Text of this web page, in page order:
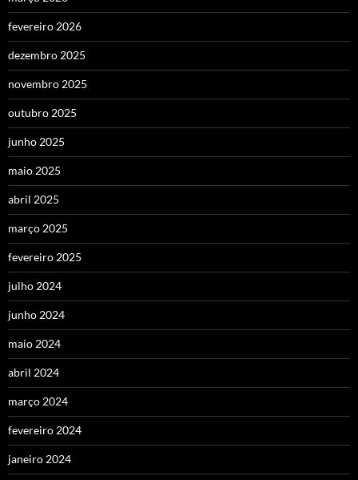
fevereiro 2026
dezembro 2025
novembro 2025
outubro 2025
junho 2025
maio 2025
abril 2025
março 2025
fevereiro 2025
julho 2024
junho 2024
maio 2024
abril 2024
março 2024
fevereiro 2024
janeiro 2024